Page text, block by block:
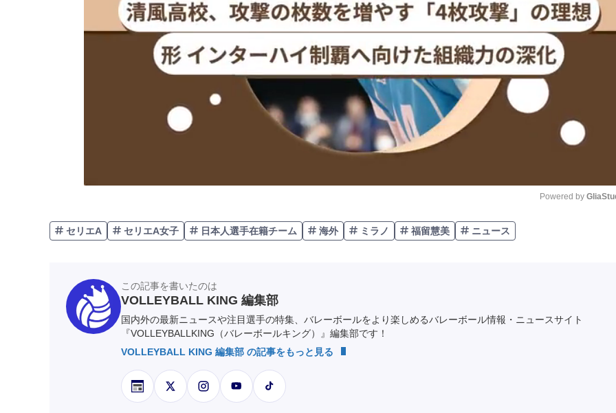
Powered by
セリエA セリエA女子 日本人選手在籍チーム 海外 ミラノ 福留慧美 ニュース
この記事を書いたのは
VOLLEYBALL KING 編集部
国内外の最新ニュースや注目選手の特集、バレーボールをより楽しめるバレーボール情報・ニュースサイト
『VOLLEYBALLKING（バレーボールキング）』編集部です！
VOLLEYBALL KING 編集部 の記事をもっと見る